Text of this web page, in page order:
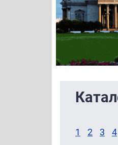
1 2 3 4